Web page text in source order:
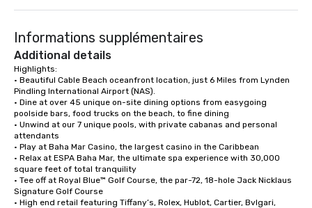
Informations supplémentaires
Additional details
Highlights:
• Beautiful Cable Beach oceanfront location, just 6 Miles from Lynden
Pindling International Airport (NAS).
• Dine at over 45 unique on-site dining options from easygoing
poolside bars, food trucks on the beach, to fine dining
• Unwind at our 7 unique pools, with private cabanas and personal
attendants
• Play at Baha Mar Casino, the largest casino in the Caribbean
• Relax at ESPA Baha Mar, the ultimate spa experience with 30,000
square feet of total tranquility
• Tee off at Royal Blue™ Golf Course, the par-72, 18-hole Jack Nicklaus
Signature Golf Course
• High end retail featuring Tiffany’s, Rolex, Hublot, Cartier, Bvlgari,